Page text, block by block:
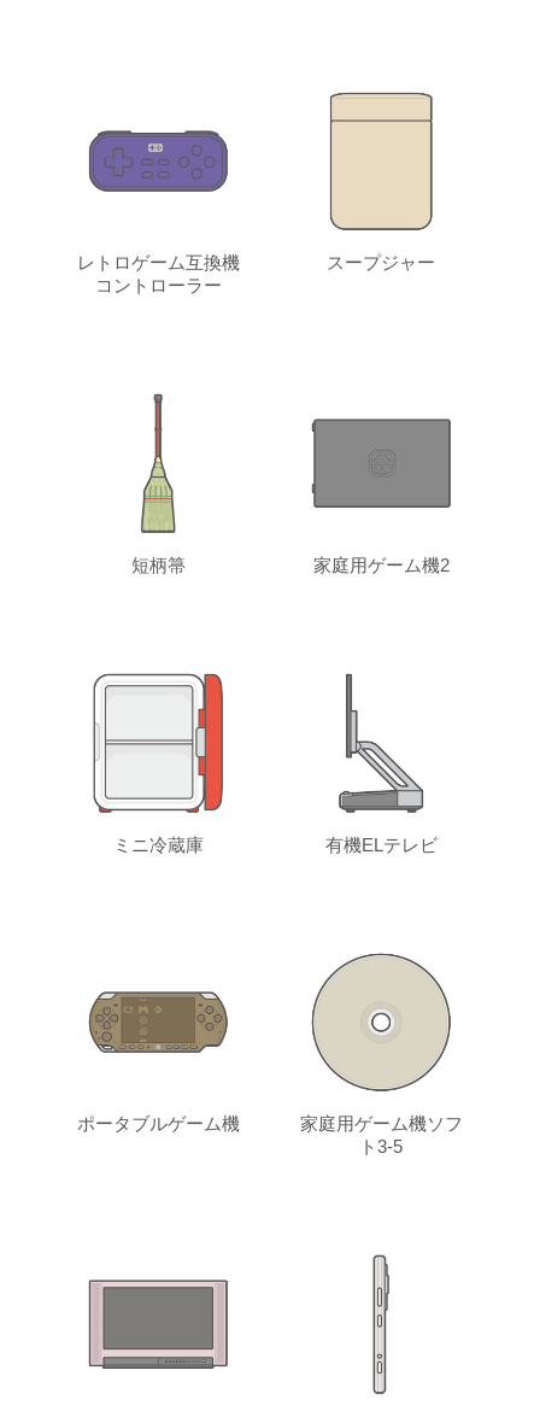
レトロゲーム互換機
コントローラー
スープジャー
短柄箒 家庭用ゲーム機2
ミニ冷蔵庫 有機ELテレビ
ポータブルゲーム機
家庭用ゲーム機ソフ
ト3-5